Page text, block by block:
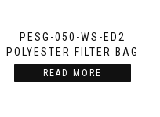
PESG-050-WS-ED2
POLYESTER FILTER BAG
READ MORE